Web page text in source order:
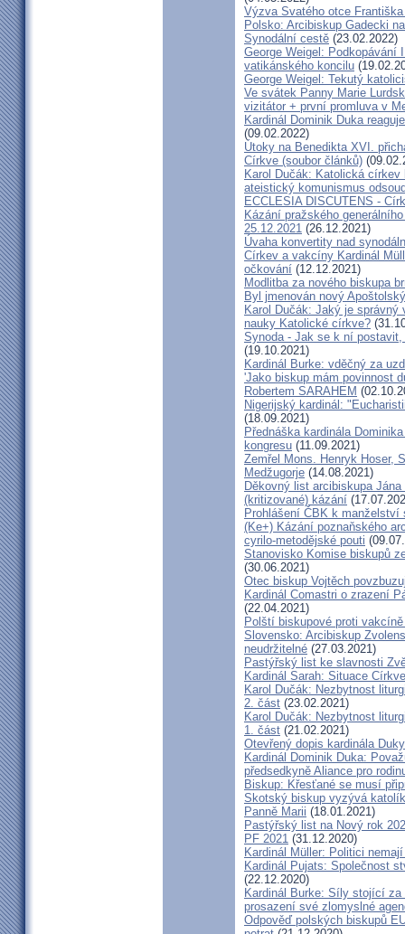
Výzva Svatého otce
Polsko: Arcibiskup Gadecki
Synodální cestě (23.02.2022)
George Weigel: Podkopávání
vatikánského koncilu
George Weigel: Tekutý
Ve svátek Panny Marie
vizitátor + první promluva v
Kardinál Dominik Duka
(09.02.2022)
Útoky na Benedikta XVI.
Církve (soubor článků)
Karol Dučák: Katolická církev
ateistický komunismus
ECCLESIA DISCUTENS -
Kázání pražského
25.12.2021 (26.12.2021)
Úvaha konvertity nad
Církev a vakcíny Kardinál
očkování (12.12.2021)
Modlitba za nového biskupa
Byl jmenován nový
Karol Dučák: Jaký je
nauky Katolické církve?
Synoda - Jak se k ní
(19.10.2021)
Kardinál Burke: vděčný za
'Jako biskup mám povinnost
Robertem SARAHEM
Nigerijský kardinál:
(18.09.2021)
Přednáška kardinála
kongresu (11.09.2021)
Zemřel Mons. Henryk Hoser,
Medžugorje (14.08.2021)
Děkovný list arcibiskupa
(kritizované) kázání
Prohlášení ČBK k manželství
(Ke+) Kázání poznaňského
cyrilo-metodějské pouti
Stanovisko Komise biskupů
(30.06.2021)
Otec biskup Vojtěch
Kardinál Comastri o zrazení
(22.04.2021)
Polští biskupové proti
Slovensko: Arcibiskup
neudržitelné (27.03.2021)
Pastýřský list ke slavnosti
Kardinál Sarah: Situace
Karol Dučák: Nezbytnost
2. část (23.02.2021)
Karol Dučák: Nezbytnost
1. část (21.02.2021)
Otevřený dopis kardinála
Kardinál Dominik Duka:
předsedkyně Aliance pro
Biskup: Křesťané se musí
Skotský biskup vyzývá
Panně Marii (18.01.2021)
Pastýřský list na Nový rok
PF 2021 (31.12.2020)
Kardinál Müller: Politici
Kardinál Pujats: Společnost
(22.12.2020)
Kardinál Burke: Síly stojící
prosazení své zlomyslné
Odpověď polských biskupů